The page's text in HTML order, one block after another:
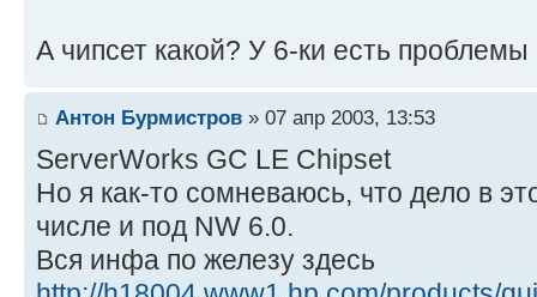
А чипсет какой? У 6-ки есть
Антон Бурмистров » 07 апр 2003, 13:53
ServerWorks GC LE Chipset
Но я как-то сомневаюсь, что дело в
числе и под NW 6.0.
Вся инфа по железу здесь